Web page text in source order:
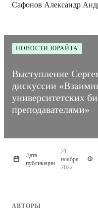
Сафонов Александр
НОВОСТИ ЮРАЙТА
Выступление
дискуссии
университетских
преподавателями»
Дата
публикации
21
ноября
2022
АВТОРЫ